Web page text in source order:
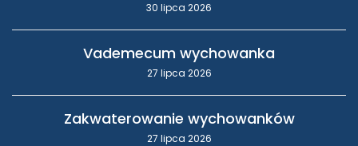
30 lipca 2026
Vademecum wychowanka
27 lipca 2026
Zakwaterowanie wychowanków
27 lipca 2026